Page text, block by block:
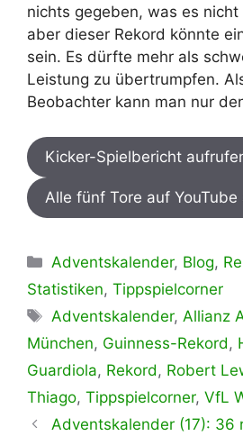
nichts gegeben, was es
aber dieser Rekord könnte
sein. Es dürfte mehr als
Leistung zu übertrumpfen.
Beobachter kann man nur
Kicker-Spielbericht
Alle fünf Tore auf YouTube
Kategorien
Adventskalender, Blog,
Statistiken, Tippspielcorner
Schlagwörter
Adventskalender, Allianz
München, Guinness-Rekord ,
Guardiola, Rekord , Robert
Thiago, Tippspielcorner, VfL
Adventskalender (17): 36